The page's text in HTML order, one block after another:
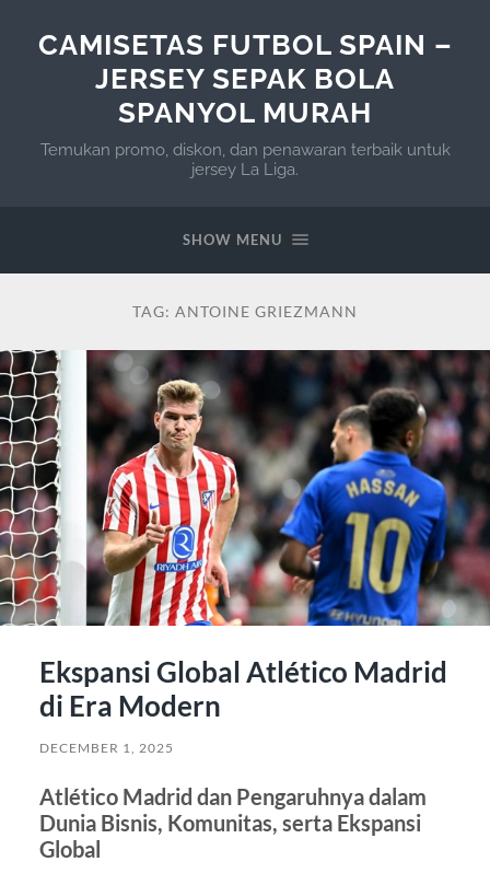
CAMISETAS FUTBOL SPAIN –
JERSEY SEPAK BOLA
SPANYOL MURAH
Temukan promo, diskon, dan penawaran terbaik untuk
jersey La Liga.
SHOW MENU
TAG: ANTOINE GRIEZMANN
Ekspansi Global Atlético Madrid
di Era Modern
DECEMBER 1, 2025
Atlético Madrid dan Pengaruhnya dalam
Dunia Bisnis, Komunitas, serta Ekspansi
Global